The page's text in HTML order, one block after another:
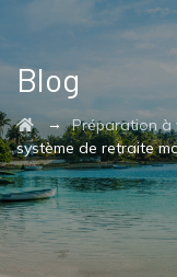
Blog
→Préparation à
système de retraite